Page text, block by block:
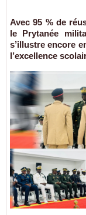
Avec 95 % de
le Prytanée
s’illustre encore
l’excellence